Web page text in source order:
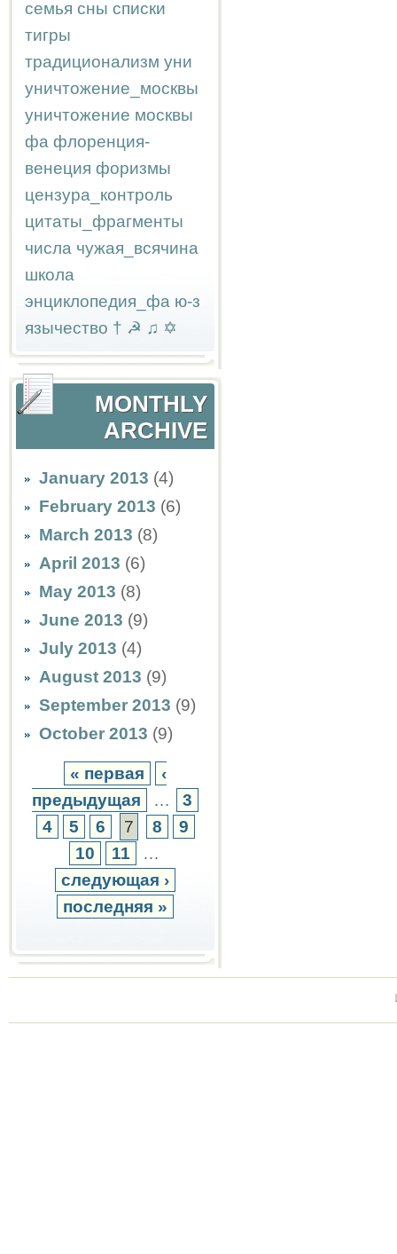
семья сны списки
тигры
традиционализм уни
уничтожение_москвы
уничтожение москвы
фа флоренция-
венеция форизмы
цензура_контроль
цитаты_фрагменты
числа чужая_всячина
школа
энциклопедия_фа ю-з
язычество † ☭ ♫ ✡
MONTHLY
ARCHIVE
January 2013 (4)
February 2013 (6)
March 2013 (8)
April 2013 (6)
May 2013 (8)
June 2013 (9)
July 2013 (4)
August 2013 (9)
September 2013 (9)
October 2013 (9)
« первая
‹
предыдущая
…
3
4
5 6 7 8
9
10
11
…
следующая ›
последняя »